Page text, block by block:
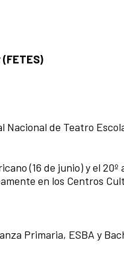
Nacional de Teatro
(16 de junio) y el
en los Centros
Primaria, ESBA y